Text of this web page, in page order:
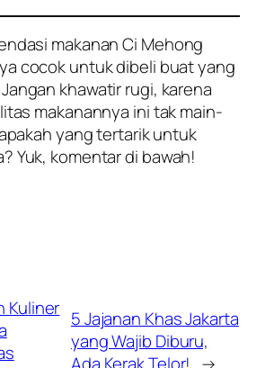
makanan Ci Mehong
cocok untuk dibeli buat yang
khawatir rugi, karena
makanannya ini tak main-
yang tertarik untuk
Yuk, komentar di bawah!
Kuliner 5 Jajanan Khas Jakarta
yang Wajib Diburu,